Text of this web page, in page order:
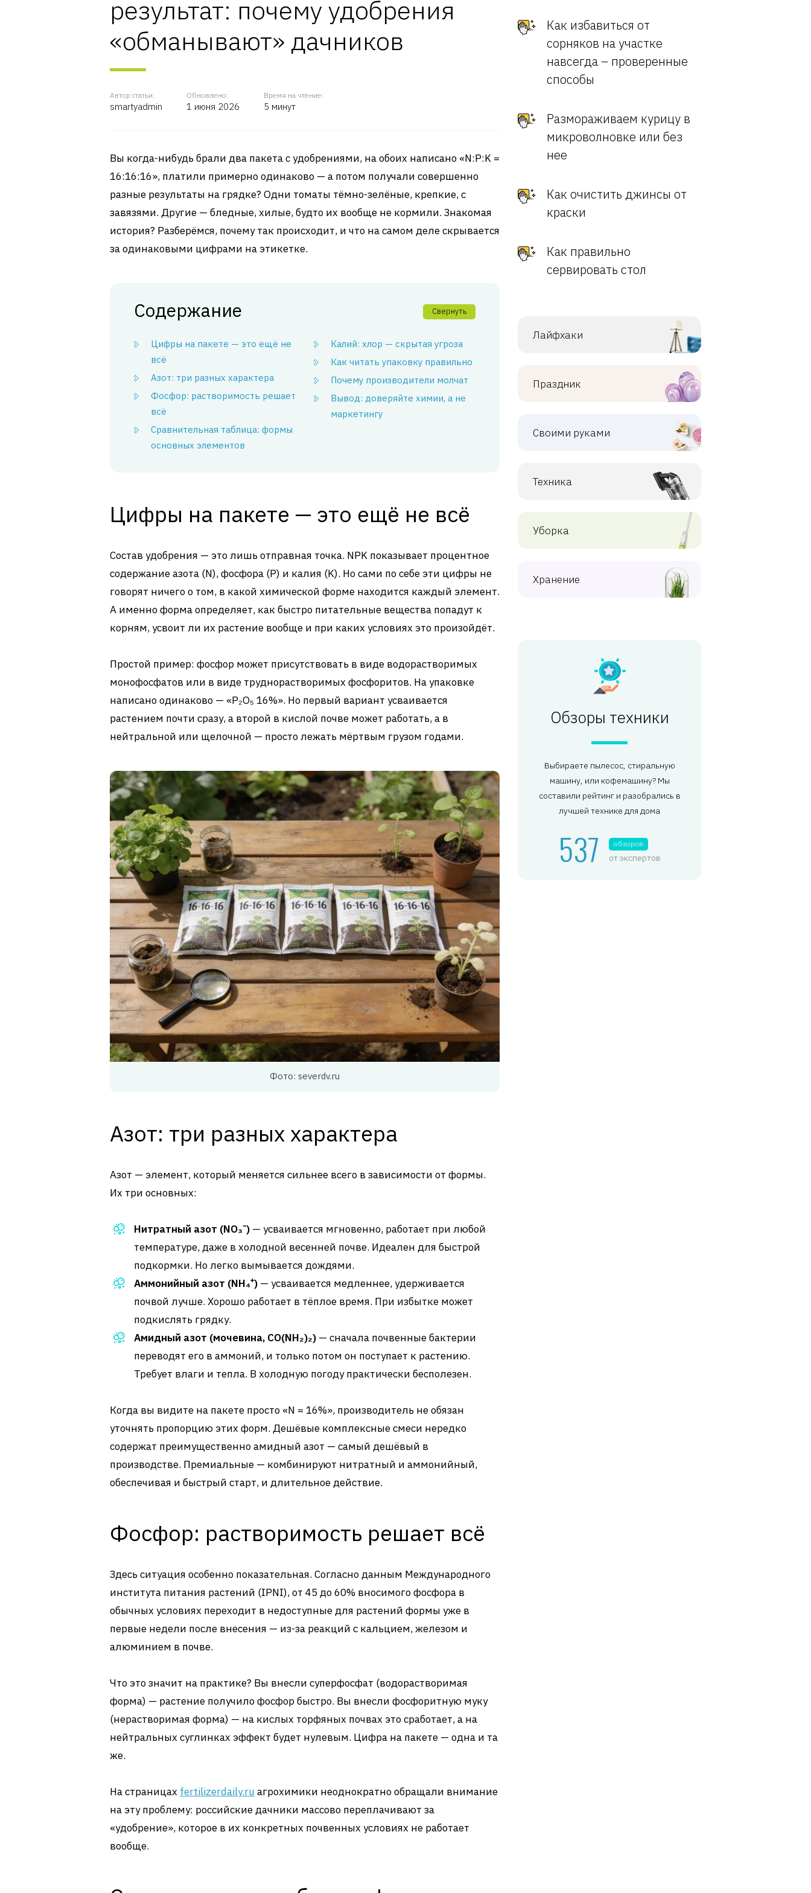
результат: почему удобрения
«обманывают» дачников
Автор статьи:
smartyadmin
Обновлено:
1 июня 2026
Время на чтение:
5 минут
Вы когда-нибудь брали два пакета с удобрениями, на обоих написано «N:P:K =
16:16:16», платили примерно одинаково — а потом получали совершенно
разные результаты на грядке? Одни томаты тёмно-зелёные, крепкие, с
завязями. Другие — бледные, хилые, будто их вообще не кормили. Знакомая
история? Разберёмся, почему так происходит, и что на самом деле скрывается
за одинаковыми цифрами на этикетке.
Содержание Свернуть
Цифры на пакете — это ещё не
всё
Азот: три разных характера
Фосфор: растворимость решает
всё
Сравнительная таблица: формы
основных элементов
Калий: хлор — скрытая угроза
Как читать упаковку правильно
Почему производители молчат
Вывод: доверяйте химии, а не
маркетингу
Цифры на пакете — это ещё не всё
Состав удобрения — это лишь отправная точка. NPK показывает процентное
содержание азота (N), фосфора (P) и калия (K). Но сами по себе эти цифры не
говорят ничего о том, в какой химической форме находится каждый элемент.
А именно форма определяет, как быстро питательные вещества попадут к
корням, усвоит ли их растение вообще и при каких условиях это произойдёт.
Простой пример: фосфор может присутствовать в виде водорастворимых
монофосфатов или в виде труднорастворимых фосфоритов. На упаковке
написано одинаково — «P₂O₅ 16%». Но первый вариант усваивается
растением почти сразу, а второй в кислой почве может работать, а в
нейтральной или щелочной — просто лежать мёртвым грузом годами.
Фото: severdv.ru
Азот: три разных характера
Азот — элемент, который меняется сильнее всего в зависимости от формы.
Их три основных:
Нитратный азот (NO₃⁻) — усваивается мгновенно, работает при любой
температуре, даже в холодной весенней почве. Идеален для быстрой
подкормки. Но легко вымывается дождями.
Аммонийный азот (NH₄⁺) — усваивается медленнее, удерживается
почвой лучше. Хорошо работает в тёплое время. При избытке может
подкислять грядку.
Амидный азот (мочевина, CO(NH₂)₂) — сначала почвенные бактерии
переводят его в аммоний, и только потом он поступает к растению.
Требует влаги и тепла. В холодную погоду практически бесполезен.
Когда вы видите на пакете просто «N = 16%», производитель не обязан
уточнять пропорцию этих форм. Дешёвые комплексные смеси нередко
содержат преимущественно амидный азот — самый дешёвый в
производстве. Премиальные — комбинируют нитратный и аммонийный,
обеспечивая и быстрый старт, и длительное действие.
Фосфор: растворимость решает всё
Здесь ситуация особенно показательная. Согласно данным Международного
института питания растений (IPNI), от 45 до 60% вносимого фосфора в
обычных условиях переходит в недоступные для растений формы уже в
первые недели после внесения — из-за реакций с кальцием, железом и
алюминием в почве.
Что это значит на практике? Вы внесли суперфосфат (водорастворимая
форма) — растение получило фосфор быстро. Вы внесли фосфоритную муку
(нерастворимая форма) — на кислых торфяных почвах это сработает, а на
нейтральных суглинках эффект будет нулевым. Цифра на пакете — одна и та
же.
На страницах fertilizerdaily.ru агрохимики неоднократно обращали внимание
на эту проблему: российские дачники массово переплачивают за
«удобрение», которое в их конкретных почвенных условиях не работает
вообще.
Как избавиться от
сорняков на участке
навсегда – проверенные
способы
Размораживаем курицу в
микроволновке или без
нее
Как очистить джинсы от
краски
Как правильно
сервировать стол
Лайфхаки
Праздник
Своими руками
Техника
Уборка
Хранение
Обзоры техники
Выбираете пылесос, стиральную
машину, или кофемашину? Мы
составили рейтинг и разобрались в
лучшей технике для дома
537 обзоров
от экспертов